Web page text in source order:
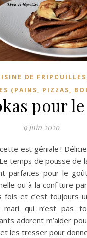
DE FRIPOUILLES,
(PAINS, PIZZAS,
pour
9 juin 2020
temps de pousse de
parfaites pour le
ou à la confiture
fois et c’est toujours
qui n’est pas
adorent m’aider
les tresser pour